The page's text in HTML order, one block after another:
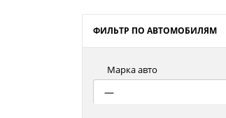
ФИЛЬТР ПО АВТОМОБИЛЯМ
Марка авто
—